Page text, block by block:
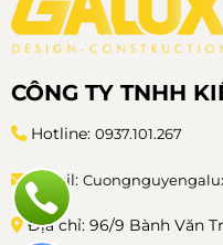
CÔNG TY TNHH
Hotline: 0937.101.267
Email:
Địa chỉ: 96/9 Bành Văn